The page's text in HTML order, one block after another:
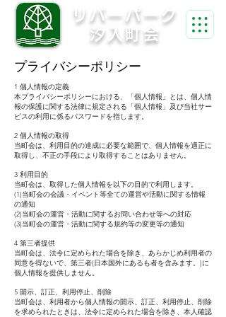
リバーパーク
汐入町会
プライバシーポリシー
1 個人情報の定義
本プライバシーポリシーにおける、「個人情報」とは、個人情
報の保護に関する法律に規定される「個人情報」及び当社サー
ビスの利用に係るパスワードを指します。
2 個人情報の取得
当町会は、利用目的の達成に必要な範囲で、個人情報を適正に
取得し、不正の手段により取得することはありません。
3 利用目的
当町会は、取得した個人情報を以下の目的で利用します。
(1)当町会の会議・イベント等全ての運営や活動に関する情報
の通知
(2)当町会の運営・活動に関するお問い合わせ等への対応
(3)当町会の運営・活動に関する規約等の変更等の通知
4 第三者提供
当町会は、法令に定められた場合を除き、あらかじめ利用者の
同意を得ないで、第三者(日本国外にあるも者を含みます。)に
個人情報を提供しません。
5 開示、訂正、利用停止、削除
当町会は、利用者から個人情報の開示、訂正、利用停止、削除
を求められたときは、法令に定められた場合を除き、本人確認